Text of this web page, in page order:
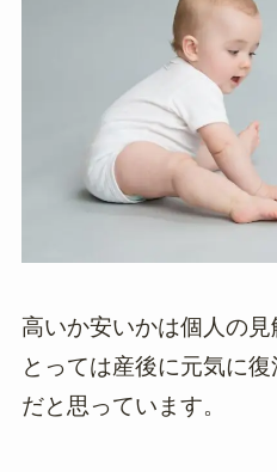
高いか安いかは個人の
とっては産後に元気に
だと思っています。